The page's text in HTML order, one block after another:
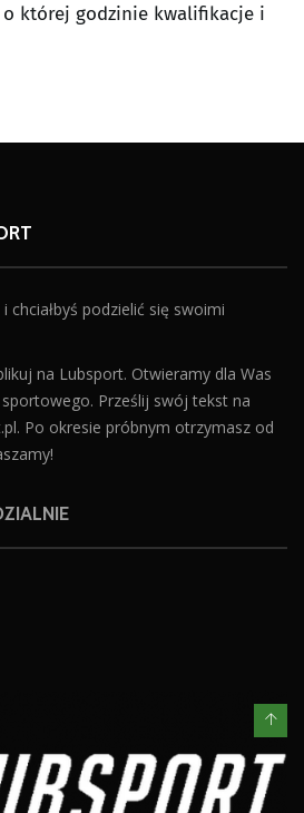
której godzinie kwalifikacje i
chciałbyś podzielić się swoimi
na Lubsport. Otwieramy dla Was
Prześlij swój tekst na
. Po okresie próbnym otrzymasz od